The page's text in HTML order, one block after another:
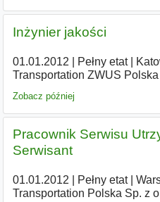
Inżynier jakości
01.01.2012 Pełny etat|
Transportation ZWUS Polska
Zobacz później
Pracownik Serwisu
Serwisant
01.01.2012 Pełny etat|
Transportation Polska Sp. z